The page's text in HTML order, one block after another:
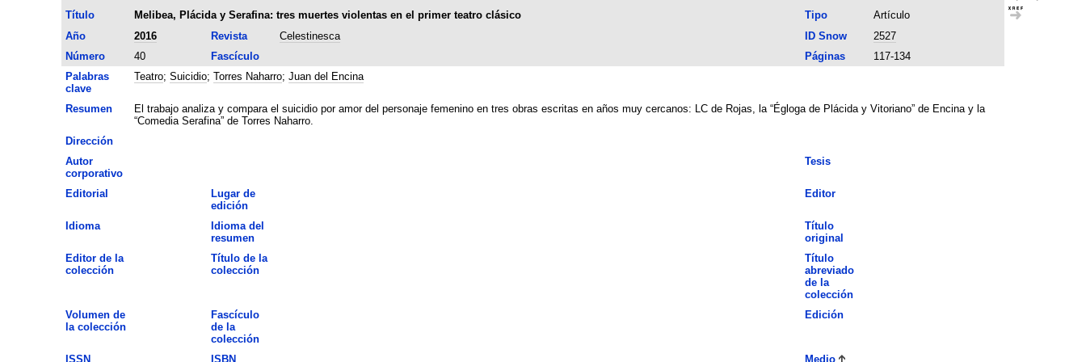
Título
Melibea, Plácida y Serafina: tres muertes violentas en el primer teatro clásico Tipo
Artículo
Año
2016 Revista Celestinesca ID Snow
2527
Número
40 Fascículo Páginas
117-134
Palabras
clave
Teatro; Suicidio; Torres Naharro; Juan del Encina
Resumen
El trabajo analiza y compara el suicidio por amor del personaje femenino en tres obras escritas en años muy cercanos: LC de Rojas, la “Égloga de Plácida y Vitoriano” de Encina y la
“Comedia Serafina” de Torres Naharro.
Dirección
Autor
corporativo
Tesis
Editorial
Lugar de
edición
Editor
Idioma
Idioma del
resumen
Título
original
Editor de la
colección
Título de la
colección
Título
abreviado
de la
colección
Volumen de
la colección
Fascículo
de la
colección
Edición
ISSN ISBN Medio